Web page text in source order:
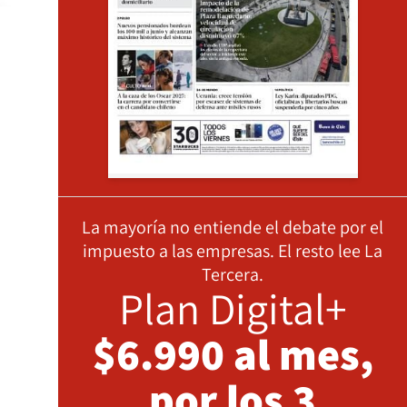
La mayoría no entiende el debate por el
impuesto a las empresas. El resto lee La
Tercera.
Plan Digital+
$6.990 al mes,